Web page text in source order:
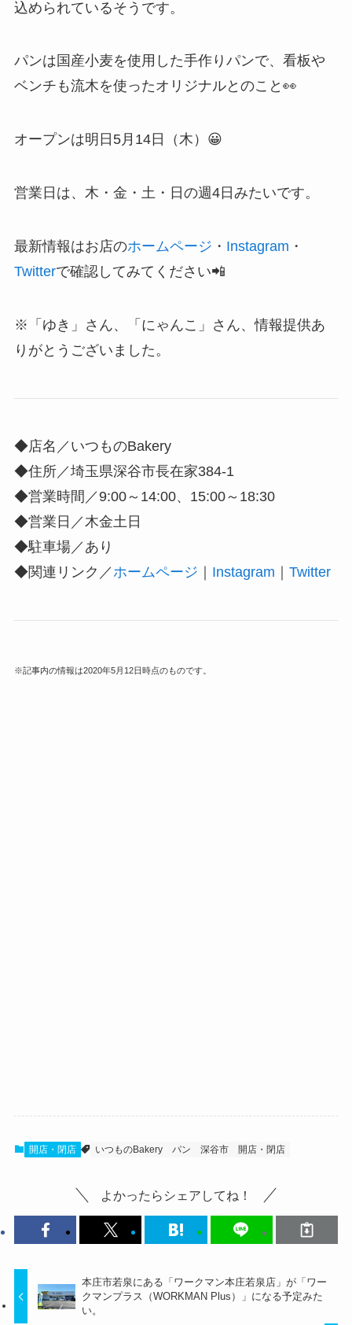
込められているそうです。
パンは国産小麦を使用した手作りパンで、看板や
ベンチも流木を使ったオリジナルとのこと👀
オープンは明日5月14日（木）😀
営業日は、 木・金・土・日の週4日みたいです。
最新情報はお店のホームページ ・ Instagram ・
Twitterで確認してみてください📲
※「ゆき」さん、「にゃんこ」さん、情報提供あ
りがとうございました。
◆店名／いつものBakery
◆住所／埼玉県深谷市長在家384-1
◆営業時間／9:00～14:00、15:00～18:30
◆営業日／木金土日
◆駐車場／あり
◆関連リンク／ホームページ Instagram Twitter
※記事内の情報は2020年5月12日時点のものです。
開店・閉店 いつものBakery パン 深谷市 開店・閉店
よかったらシェアしてね！
本庄市若泉にある「ワークマン本庄若泉店」が「ワー
クマンプラス（WORKMAN Plus）」になる予定みた
い。